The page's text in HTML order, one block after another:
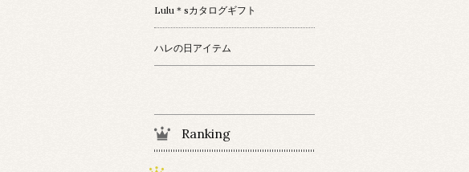
Lulu＊sカタログギフト
ハレの日アイテム
Ranking